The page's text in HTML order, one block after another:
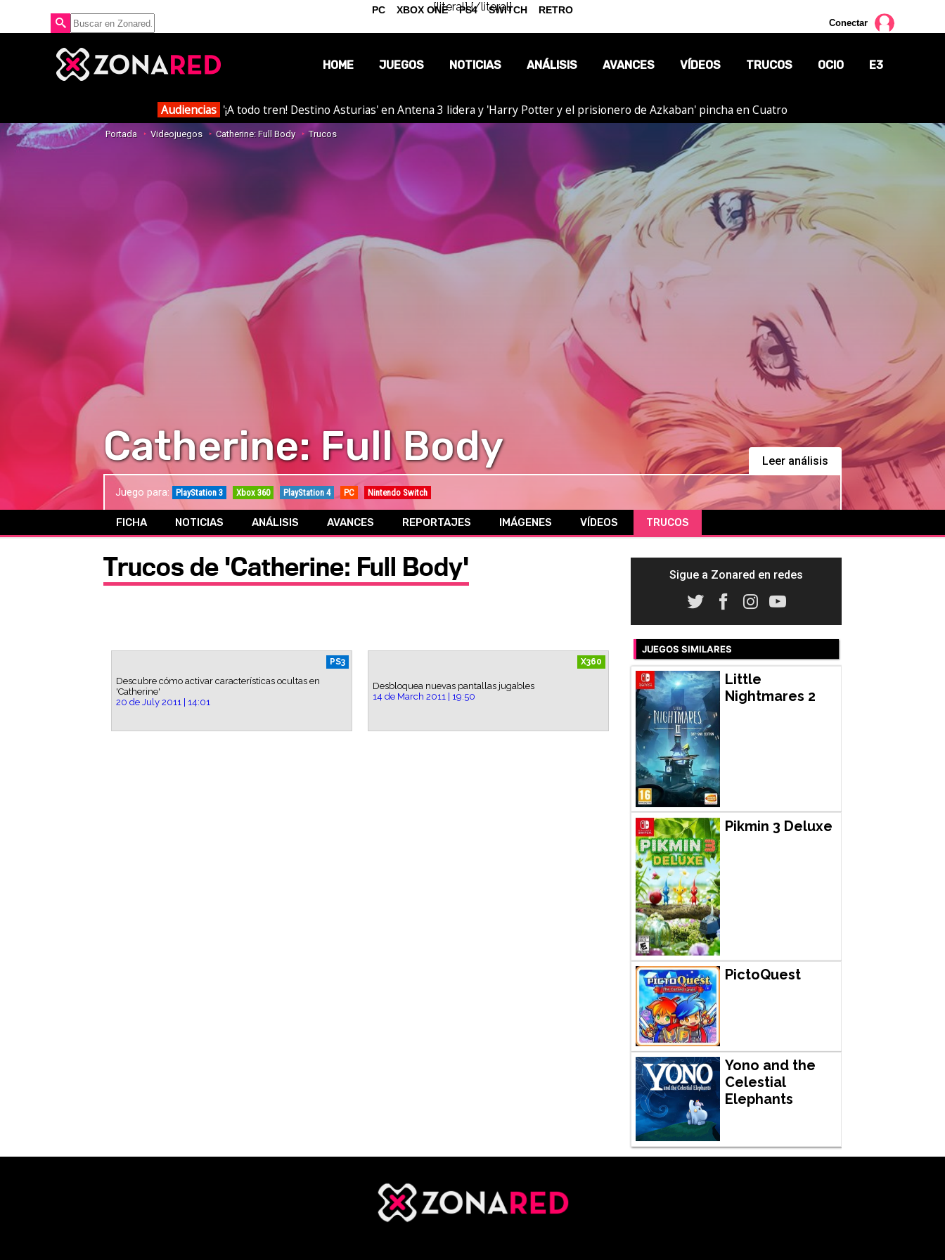
{literal}{/literal}
Conectar
HOME JUEGOS NOTICIAS
OPINIÓN
REPORTAJES
ANÁLISIS AVANCES VÍDEOS TRUCOS OCIO
CÓMICS
MANGA
E3
Audiencias '¡A todo tren! Destino Asturias' en Antena 3 lidera y 'Harry Potter y el prisionero de Azkaban' pincha en Cuatro
Portada Videojuegos Catherine: Full Body Trucos
Catherine: Full Body Leer análisis
Juego para: PlayStation 3 Xbox 360 PlayStation 4 PC Nintendo Switch
FICHA NOTICIAS ANÁLISIS AVANCES REPORTAJES IMÁGENES VÍDEOS TRUCOS
Trucos de 'Catherine: Full Body'
PS3
Descubre cómo activar características ocultas en
'Catherine'
20 de July 2011 | 14:01
X360
Desbloquea nuevas pantallas jugables
14 de March 2011 | 19:50
Sigue a Zonared en redes
JUEGOS SIMILARES
Little
Nightmares 2
Pikmin 3 Deluxe
PictoQuest
Yono and the
Celestial
Elephants
PC XBOX ONE PS4 SWITCH RETRO